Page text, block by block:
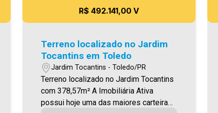
R$ 492.141,00 V
Terreno localizado no Jardim
Tocantins em Toledo
Jardim Tocantins - Toledo/PR
Terreno localizado no Jardim Tocantins
com 378,57m² A Imobiliária Ativa
possui hoje uma das maiores carteiras